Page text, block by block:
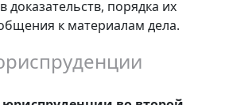
доказательств, порядка их
к материалам дела.